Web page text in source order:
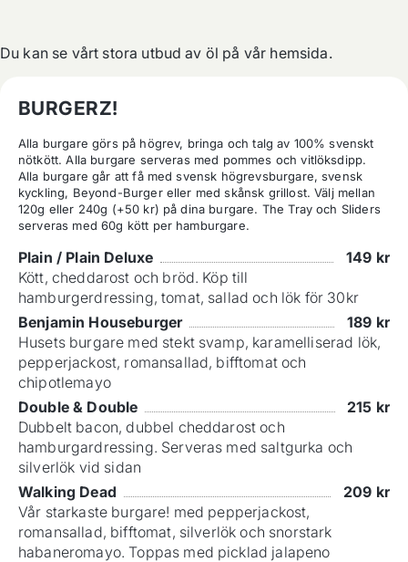
Du kan se vårt stora utbud av öl på vår hemsida.
BURGERZ!
Alla burgare görs på högrev, bringa och talg av 100% svenskt
nötkött. Alla burgare serveras med pommes och vitlöksdipp.
Alla burgare går att få med svensk högrevsburgare, svensk
kyckling, Beyond-Burger eller med skånsk grillost. Välj mellan
120g eller 240g (+50 kr) på dina burgare. The Tray och Sliders
serveras med 60g kött per hamburgare.
Plain / Plain Deluxe 149 kr
Kött, cheddarost och bröd. Köp till
hamburgerdressing, tomat, sallad och lök för 30kr
Benjamin Houseburger
189 kr
Husets burgare med stekt svamp, karamelliserad lök,
pepperjackost, romansallad, bifftomat och
chipotlemayo
Double & Double
215 kr
Dubbelt bacon, dubbel cheddarost och
hamburgardressing. Serveras med saltgurka och
silverlök vid sidan
Walking Dead
209 kr
Vår starkaste burgare! med pepperjackost,
romansallad, bifftomat, silverlök och snorstark
habaneromayo. Toppas med picklad jalapeno